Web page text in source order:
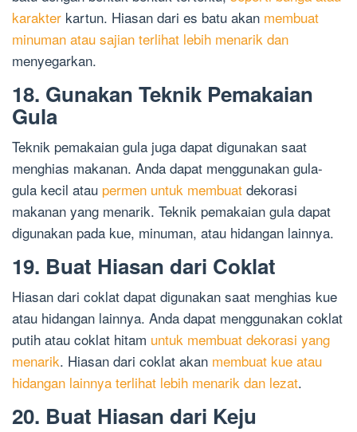
karakter kartun. Hiasan dari es batu akan membuat
minuman atau sajian terlihat lebih menarik dan
menyegarkan.
18. Gunakan Teknik Pemakaian
Gula
Teknik pemakaian gula juga dapat digunakan saat
menghias makanan. Anda dapat menggunakan gula-
gula kecil atau permen untuk membuat dekorasi
makanan yang menarik. Teknik pemakaian gula dapat
digunakan pada kue, minuman, atau hidangan lainnya.
19. Buat Hiasan dari Coklat
Hiasan dari coklat dapat digunakan saat menghias kue
atau hidangan lainnya. Anda dapat menggunakan coklat
putih atau coklat hitam untuk membuat dekorasi yang
menarik. Hiasan dari coklat akan membuat kue atau
hidangan lainnya terlihat lebih menarik dan lezat.
20. Buat Hiasan dari Keju